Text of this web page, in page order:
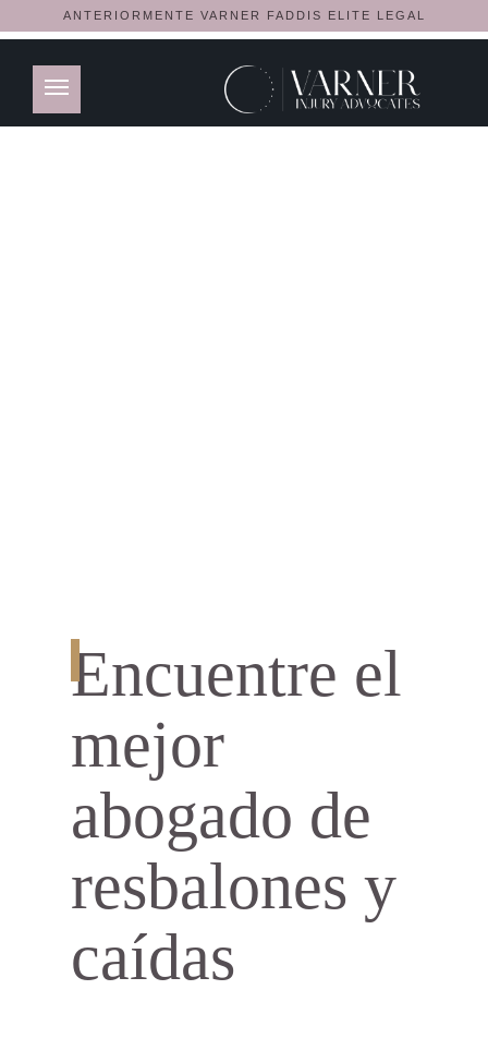
ANTERIORMENTE VARNER FADDIS ELITE LEGAL
Encuentre el
mejor
abogado de
resbalones y
caídas